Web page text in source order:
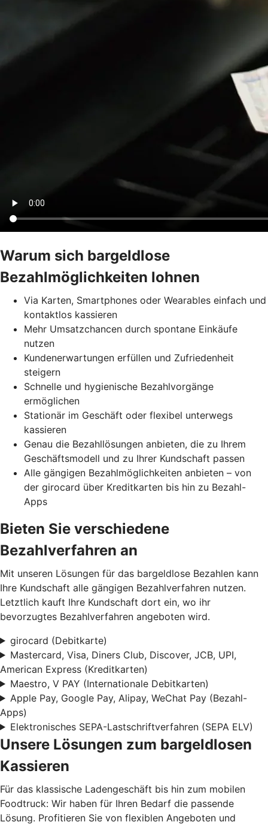
Warum sich bargeldlose
Bezahlmöglichkeiten lohnen
Via Karten, Smartphones oder Wearables einfach und
kontaktlos kassieren
Mehr Umsatzchancen durch spontane Einkäufe
nutzen
Kundenerwartungen erfüllen und Zufriedenheit
steigern
Schnelle und hygienische Bezahlvorgänge
ermöglichen
Stationär im Geschäft oder flexibel unterwegs
kassieren
Genau die Bezahllösungen anbieten, die zu Ihrem
Geschäftsmodell und zu Ihrer Kundschaft passen
Alle gängigen Bezahlmöglichkeiten anbieten – von
der girocard über Kreditkarten bis hin zu Bezahl-
Apps
Bieten Sie verschiedene
Bezahlverfahren an
Mit unseren Lösungen für das bargeldlose Bezahlen kann
Ihre Kundschaft alle gängigen Bezahlverfahren nutzen.
Letztlich kauft Ihre Kundschaft dort ein, wo ihr
bevorzugtes Bezahlverfahren angeboten wird.
girocard (Debitkarte)
Mastercard, Visa, Diners Club, Discover, JCB, UPI,
American Express (Kreditkarten)
Maestro, V PAY (Internationale Debitkarten)
Apple Pay, Google Pay, Alipay, WeChat Pay (Bezahl-
Apps)
Elektronisches SEPA-Lastschriftverfahren (SEPA ELV)
Unsere Lösungen zum bargeldlosen
Kassieren
Für das klassische Ladengeschäft bis hin zum mobilen
Foodtruck: Wir haben für Ihren Bedarf die passende
Lösung. Profitieren Sie von flexiblen Angeboten und